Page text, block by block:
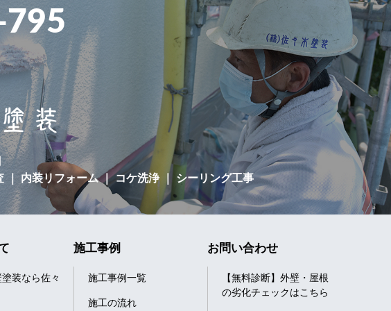
｜ 内装リフォーム｜ コケ洗浄 ｜ シーリング工事
装なら佐々
施工事例
施工事例一覧
施工の流れ
お問い合わせ
【無料診断】外壁・屋根
の劣化チェックはこちら